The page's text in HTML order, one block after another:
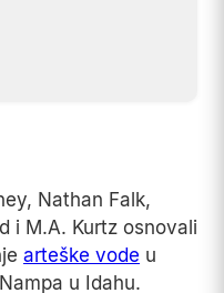
Nathan Falk,
i M.A. Kurtz osnovali
arteške vode u
u Idahu.